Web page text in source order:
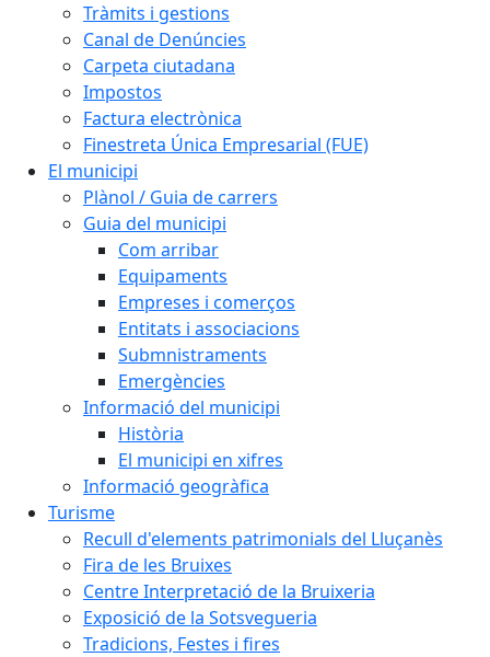
Tràmits i gestions
Canal de Denúncies
Carpeta ciutadana
Impostos
Factura electrònica
Finestreta Única Empresarial (FUE)
El municipi
Plànol / Guia de carrers
Guia del municipi
Com arribar
Equipaments
Empreses i comerços
Entitats i associacions
Submnistraments
Emergències
Informació del municipi
Història
El municipi en xifres
Informació geogràfica
Turisme
Recull d'elements patrimonials del Lluçanès
Fira de les Bruixes
Centre Interpretació de la Bruixeria
Exposició de la Sotsvegueria
Tradicions, Festes i fires